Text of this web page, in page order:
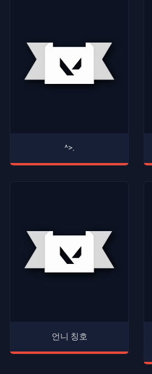
^>.
언니 칭호